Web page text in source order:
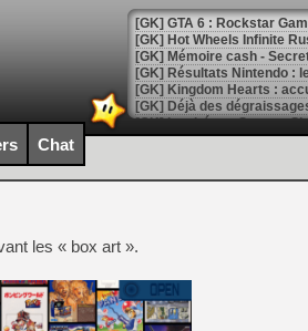
[GK] GTA 6 : Rockstar
[GK] Hot Wheels Infinite
[GK] Mémoire cash -
[GK] Résultats Nintendo :
[GK] Déjà des
[Mo5] Brickboy cherche à
[GK] Minecraft et ses «
[GK] Beast of
[GK] Ubisoft : fin de partie
[GK] Mémoire cash -
[GK] Dan Houser (GTA)
[GK] Comment EA Sports
[GK] Crimson Moon : un
[GK] Isle of Reveries : le
[GK] Moonlighter 2 : The
[GK] Capcom relance
Chat
les « box art ».